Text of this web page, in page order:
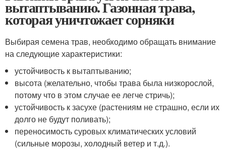
вытаптыванию. Газонная трава,
которая уничтожает сорняки
Выбирая семена трав, необходимо обращать внимание
на следующие характеристики:
устойчивость к вытаптыванию;
высота (желательно, чтобы трава была низкорослой,
потому что в этом случае ее легче стричь);
устойчивость к засухе (растениям не страшно, если их
долго не будут поливать);
переносимость суровых климатических условий
(сильные морозы, холодный ветер и т.д.).